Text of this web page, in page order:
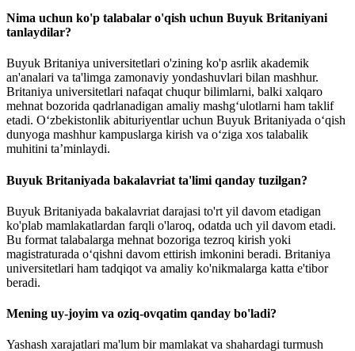
Nima uchun ko'p talabalar o'qish uchun Buyuk Britaniyani
tanlaydilar?
Buyuk Britaniya universitetlari o'zining ko'p asrlik akademik
an'analari va ta'limga zamonaviy yondashuvlari bilan mashhur.
Britaniya universitetlari nafaqat chuqur bilimlarni, balki xalqaro
mehnat bozorida qadrlanadigan amaliy mashg‘ulotlarni ham taklif
etadi. Oʻzbekistonlik abituriyentlar uchun Buyuk Britaniyada oʻqish
dunyoga mashhur kampuslarga kirish va oʻziga xos talabalik
muhitini taʼminlaydi.
Buyuk Britaniyada bakalavriat ta'limi qanday tuzilgan?
Buyuk Britaniyada bakalavriat darajasi to'rt yil davom etadigan
ko'plab mamlakatlardan farqli o'laroq, odatda uch yil davom etadi.
Bu format talabalarga mehnat bozoriga tezroq kirish yoki
magistraturada o‘qishni davom ettirish imkonini beradi. Britaniya
universitetlari ham tadqiqot va amaliy ko'nikmalarga katta e'tibor
beradi.
Mening uy-joyim va oziq-ovqatim qanday bo'ladi?
Yashash xarajatlari ma'lum bir mamlakat va shahardagi turmush